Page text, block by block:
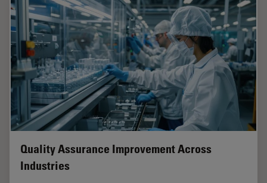
Quality Assurance Improvement Across
Industries